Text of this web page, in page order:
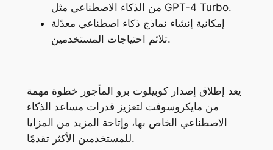
من الذكاء الاصطناعي مثل GPT-4 Turbo.
إمكانية إنشاء نماذج ذكاء اصطناعي معدّلة
تلائم احتياجات المستخدمين.
يعد إطلاق إصدار كوبيلوت برو المأجور خطوة مهمة
من مايكروسوفت لتعزيز قدرات مساعد الذكاء
الاصطناعي الخاص بها، وإتاحة المزيد من المزايا
للمستخدمين الأكثر تقدمًا.